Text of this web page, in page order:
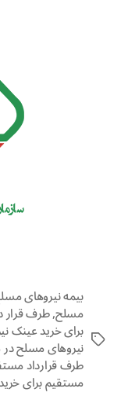
بیمه نیروهای
مسلح,طرف قرار
برای خرید عینک
نیروهای مسلح
طرف قرارداد
مستقیم برای